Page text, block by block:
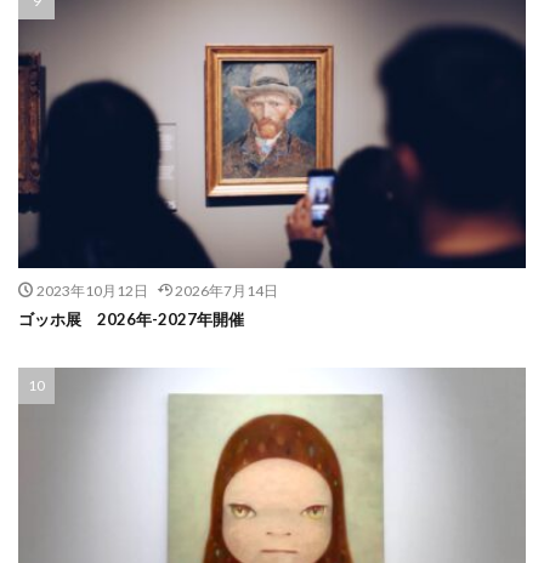
2023年10月12日 2026年7月14日
ゴッホ展 2026年-2027年開催